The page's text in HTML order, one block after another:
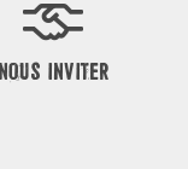
NOUS INVITER